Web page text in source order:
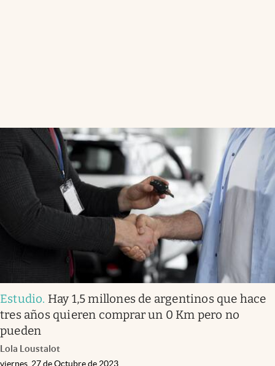
Estudio. Hay 1,5 millones de argentinos que hace
tres años quieren comprar un 0 Km pero no
pueden
Lola Loustalot
viernes, 27 de Octubre de 2023